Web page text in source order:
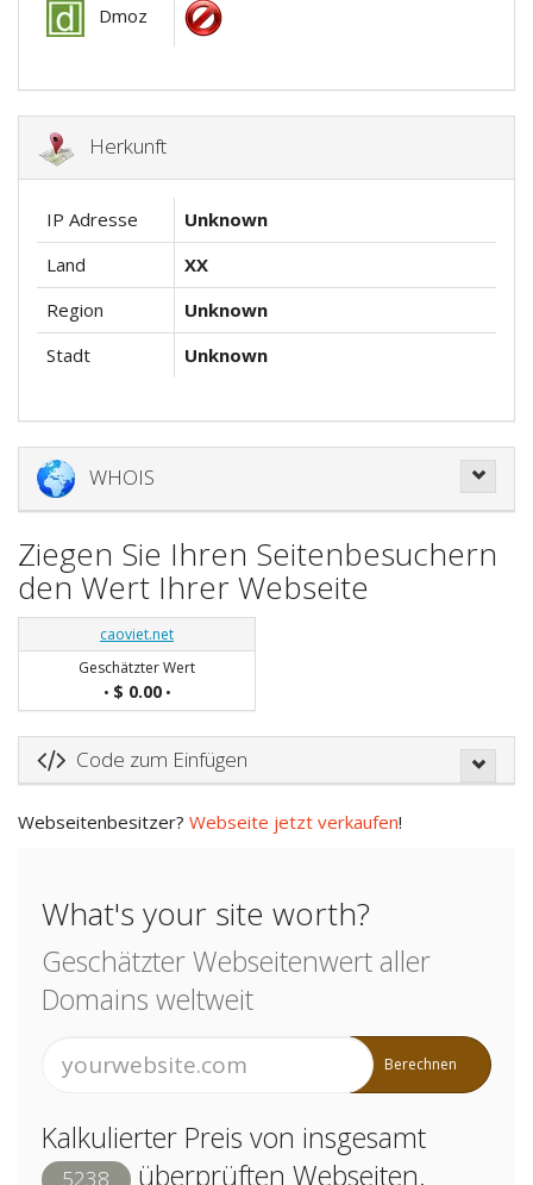
Dmoz
Herkunft
IP Adresse
Unknown
Land
XX
Region
Unknown
Stadt
Unknown
WHOIS
Ziegen Sie Ihren Seitenbesuchern
den Wert Ihrer Webseite
caoviet.net
Geschätzter Wert
• $ 0.00•
Code zum Einfügen
Webseitenbesitzer? Webseite jetzt verkaufen!
What's your site worth?
Geschätzter Webseitenwert aller
Domains weltweit
Berechnen
Kalkulierter Preis von insgesamt
5238 überprüften Webseiten.